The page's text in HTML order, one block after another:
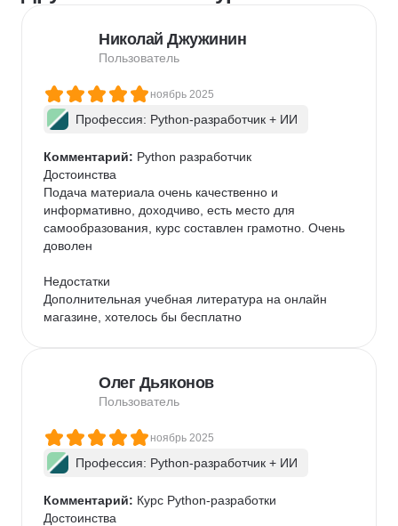
Николай Джужинин
Пользователь
ноябрь 2025
Профессия: Python-разработчик + ИИ
Комментарий: Python разработчик
Достоинства
Подача материала очень качественно и
информативно, доходчиво, есть место для
самообразования, курс составлен грамотно. Очень
доволен
Недостатки
Дополнительная учебная литература на онлайн
магазине, хотелось бы бесплатно
Олег Дьяконов
Пользователь
ноябрь 2025
Профессия: Python-разработчик + ИИ
Комментарий: Курс Python-разработки
Достоинства